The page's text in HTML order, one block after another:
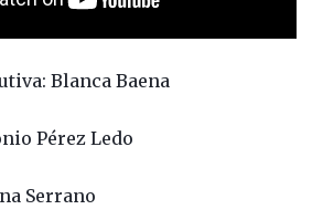
Blanca Baena
Pérez Ledo
Serrano